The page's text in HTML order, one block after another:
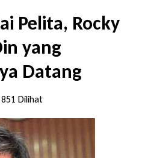
Pemberatan,
4 Bulan Penjara
Internasional WSO,
Lewat Webinar
Tak Terseret Perkara
Pelita, Rocky
yang
Datang
851 Dilihat